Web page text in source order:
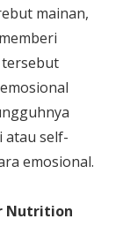
mainan,
tersebut
atau self-
emosional.
Nutrition